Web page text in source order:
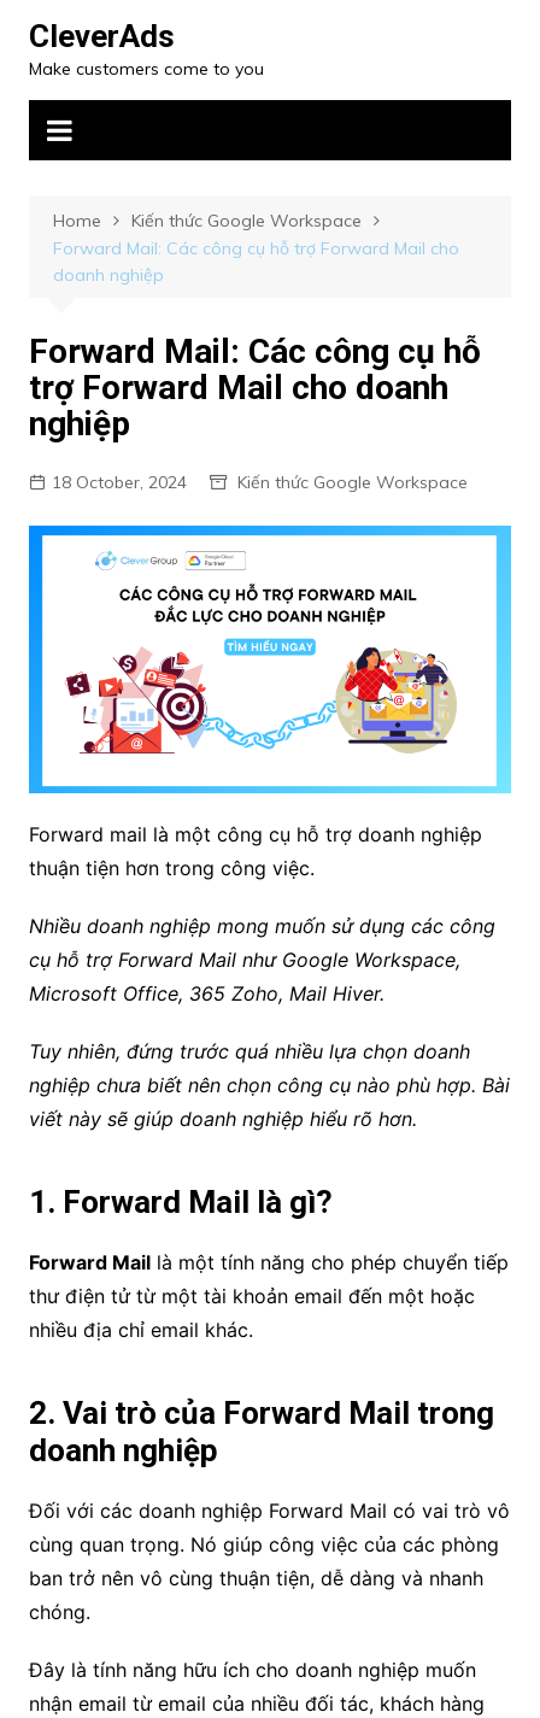
CleverAds
Make customers come to you
Home
Kiến thức Google Workspace
Forward Mail: Các công cụ hỗ trợ Forward Mail cho
doanh nghiệp
Forward Mail: Các công cụ hỗ
trợ Forward Mail cho doanh
nghiệp
18 October, 2024 Kiến thức Google Workspace
Forward mail là một công cụ hỗ trợ doanh nghiệp
thuận tiện hơn trong công việc.
Nhiều doanh nghiệp mong muốn sử dụng các công
cụ hỗ trợ Forward Mail như Google Workspace,
Microsoft Office, 365 Zoho, Mail Hiver.
Tuy nhiên, đứng trước quá nhiều lựa chọn doanh
nghiệp chưa biết nên chọn công cụ nào phù hợp. Bài
viết này sẽ giúp doanh nghiệp hiểu rõ hơn.
1. Forward Mail là gì?
Forward Maillà một tính năng cho phép chuyển tiếp
thư điện tử từ một tài khoản email đến một hoặc
nhiều địa chỉ email khác.
2. Vai trò của Forward Mail trong
doanh nghiệp
Đối với các doanh nghiệp Forward Mail có vai trò vô
cùng quan trọng. Nó giúp công việc của các phòng
ban trở nên vô cùng thuận tiện, dễ dàng và nhanh
chóng.
Đây là tính năng hữu ích cho doanh nghiệp muốn
nhận email từ email của nhiều đối tác, khách hàng